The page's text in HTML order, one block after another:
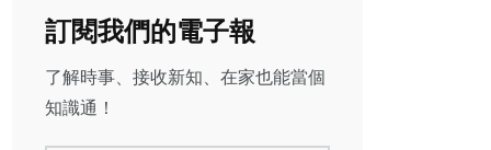
訂閱我們的電子報
了解時事、接收新知、在家也能當個
知識通！